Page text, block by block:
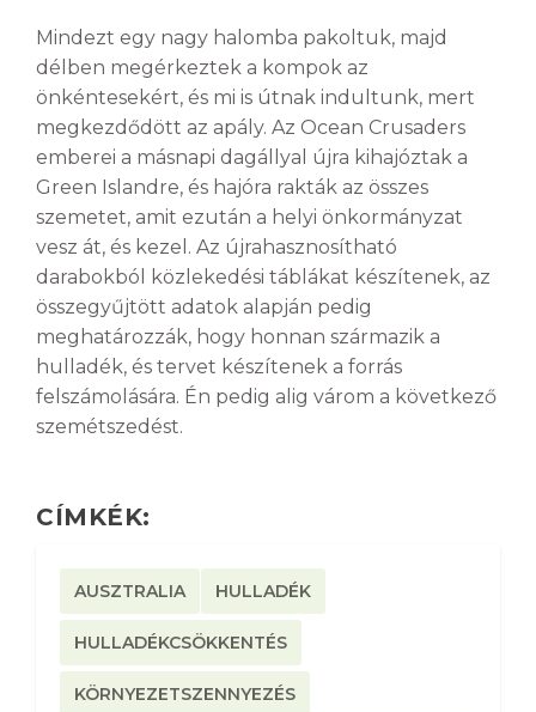
Mindezt egy nagy halomba pakoltuk, majd
délben megérkeztek a kompok az
önkéntesekért, és mi is útnak indultunk, mert
megkezdődött az apály. Az Ocean Crusaders
emberei a másnapi dagállyal újra kihajóztak a
Green Islandre, és hajóra rakták az összes
szemetet, amit ezután a helyi önkormányzat
vesz át, és kezel. Az újrahasznosítható
darabokból közlekedési táblákat készítenek, az
összegyűjtött adatok alapján pedig
meghatározzák, hogy honnan származik a
hulladék, és tervet készítenek a forrás
felszámolására. Én pedig alig várom a következő
szemétszedést.
CÍMKÉK:
AUSZTRALIA HULLADÉK
HULLADÉKCSÖKKENTÉS
KÖRNYEZETSZENNYEZÉS